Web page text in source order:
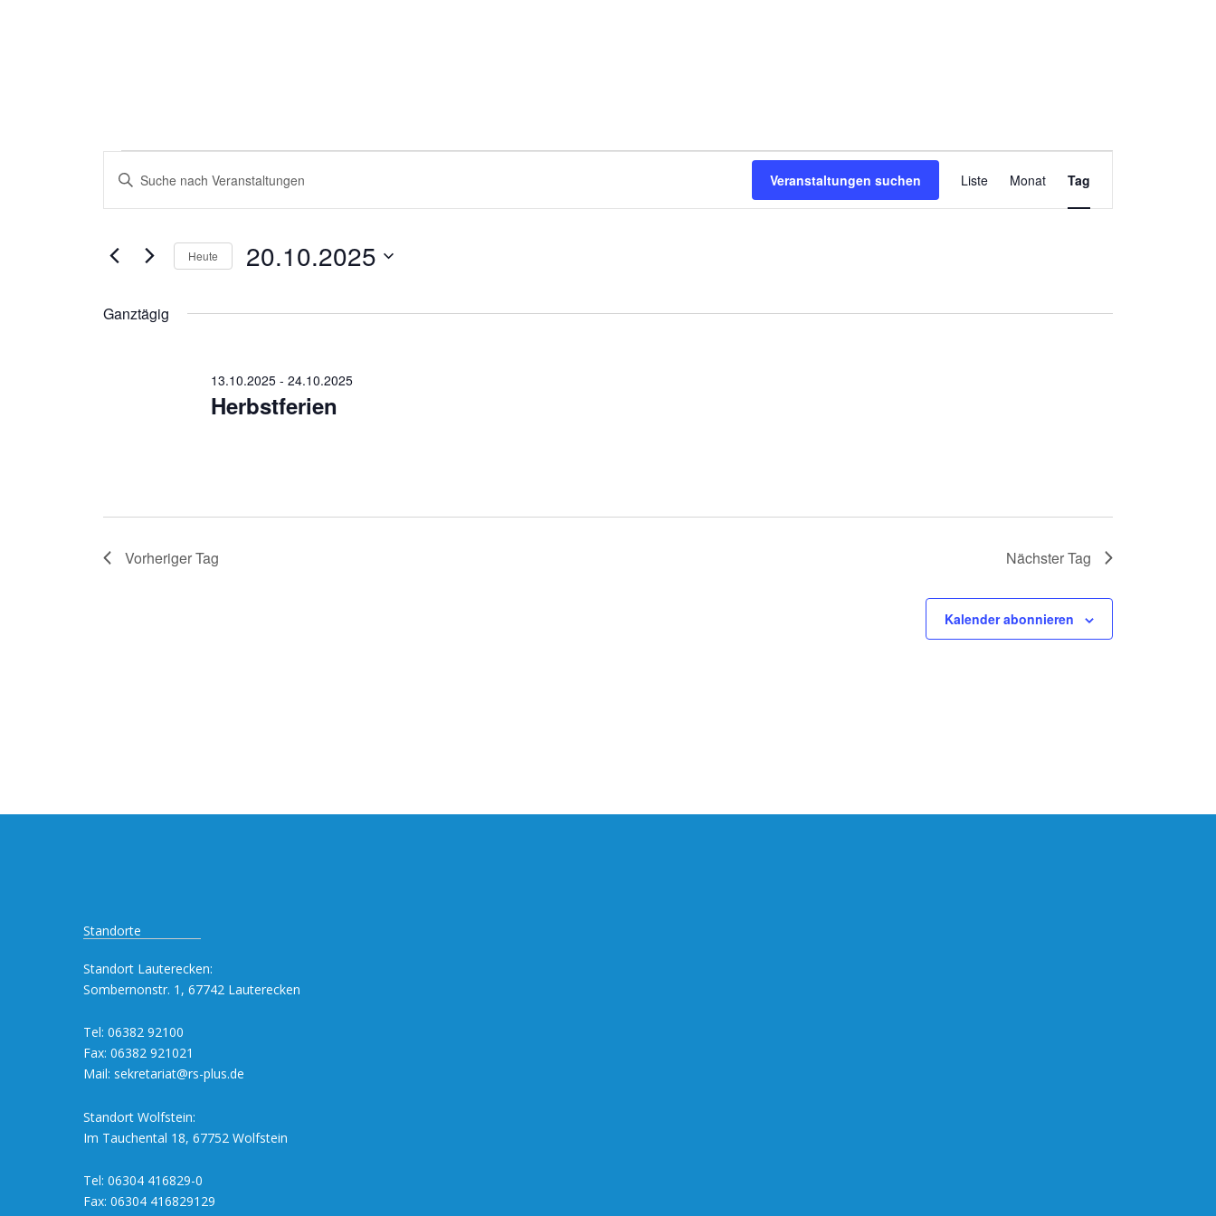
Veranstaltungen
für
20.10.2025
Veranstaltungen
Suche
und
Bitte
Schlüsselwort
eingeben.
nach
Veranstaltungen suchen
Veranstaltung
Ansichten-
Navigation
Liste Monat Tag
Heute 20.10.2025
Ganztägig
Herbstferien
13.10.2025 -24.10.2025
Vorheriger Tag Nächster Tag
Kalender abonnieren
Standorte
Standort Lauterecken:
Sombernonstr. 1, 67742 Lauterecken
Tel: 06382 92100
Fax: 06382 921021
Mail: sekretariat@rs-plus.de
Standort Wolfstein:
Im Tauchental 18, 67752 Wolfstein
Tel: 06304 416829-0
Fax: 06304 416829129